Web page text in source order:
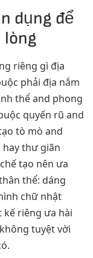
dụng để
lòng
riêng gì địa
phải địa nắm
thể and phong
quyến rũ and
tò mò and
thư giãn
tạo nên ưa
thể: dáng
chữ nhật
kế riêng ưa hài
tuyệt vời